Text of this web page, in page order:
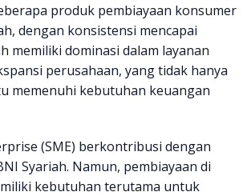
produk pembiayaan konsumer
dengan konsistensi mencapai
memiliki dominasi dalam layanan
perusahaan, yang tidak hanya
memenuhi kebutuhan keuangan
(SME) berkontribusi dengan
Syariah. Namun, pembiayaan di
kebutuhan terutama untuk